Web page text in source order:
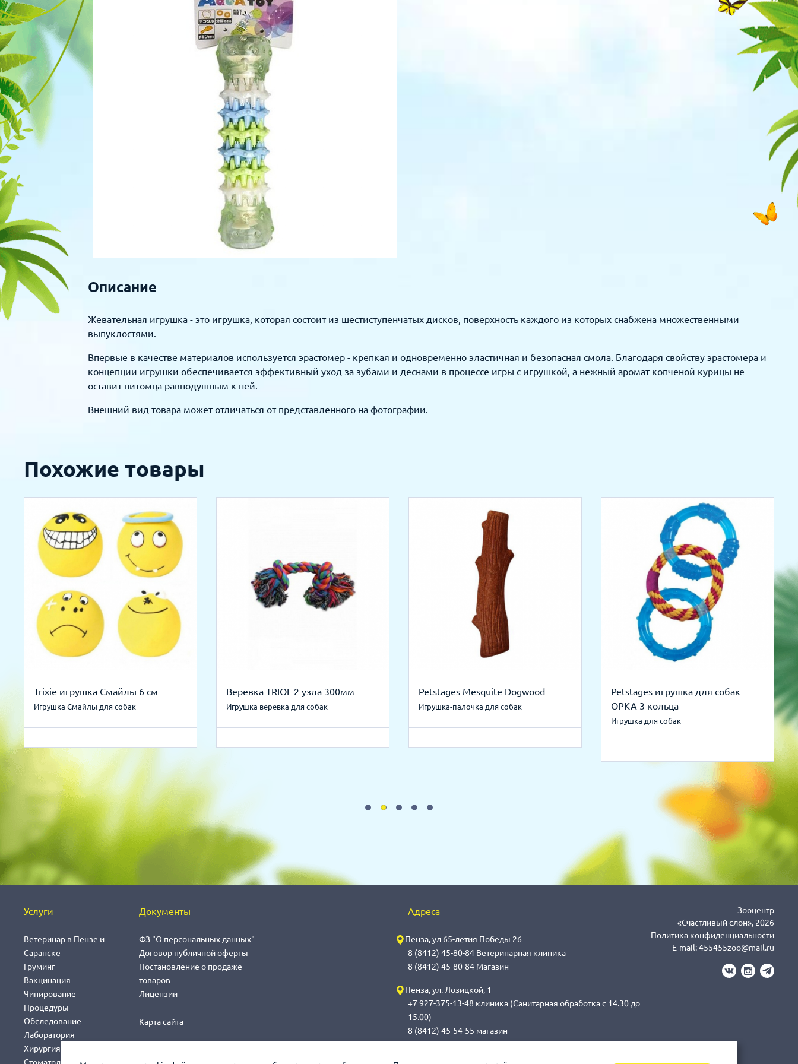
Для рыбок
Для рептилий
Описание
Жевательная игрушка - это игрушка, которая состоит из шестиступенчатых дисков, поверхность каждого из которых снабжена множественными
выпуклостями.
Впервые в качестве материалов используется эрастомер - крепкая и одновременно эластичная и безопасная смола. Благодаря свойству эрастомера и
концепции игрушки обеспечивается эффективный уход за зубами и деснами в процессе игры с игрушкой, а нежный аромат копченой курицы не
оставит питомца равнодушным к ней.
Внешний вид товара может отличаться от представленного на фотографии.
Похожие товары
Trixie игрушка Смайлы 6 см
Игрушка Смайлы для собак
Веревка TRIOL 2 узла 300мм
Игрушка веревка для собак
Petstages Mesquite Dogwood
Игрушка-палочка для собак
Petstages игрушка для собак
ОРКА 3 кольца
Игрушка для собак
Услуги
Ветеринар в Пензе и
Саранске
Груминг
Вакцинация
Чипирование
Процедуры
Обследование
Лаборатория
Хирургия
Документы
ФЗ "О персональных данных"
Договор публичной оферты
Постановление о продаже
товаров
Лицензии
Карта сайта
Адреса
Пенза, ул 65-летия Победы 26
8 (8412) 45-80-84 Ветеринарная клиника
8 (8412) 45-80-84 Магазин
Пенза, ул. Лозицкой, 1
+7 927-375-13-48 клиника (Санитарная обработка с 14.30 до
15.00)
8 (8412) 45-54-55 магазин
Зооцентр
«Счастливый слон», 2026
Политика конфиденциальности
E-mail:455455zoo@mail.ru